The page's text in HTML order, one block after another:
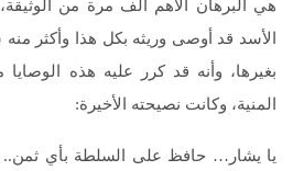
هي البرهان الأهم الف مرة من
الأسد قد أوصى وريثه بكل هذا وأكثر منه
بغيرها، وأنه قد كرر عليه هذه
المنية، وكانت نصيحته الأخيرة:
يا يشار… حافظ على السلطة بأي